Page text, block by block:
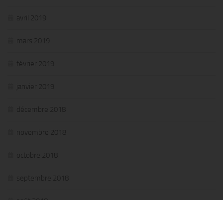
avril 2019
mars 2019
février 2019
janvier 2019
décembre 2018
novembre 2018
octobre 2018
septembre 2018